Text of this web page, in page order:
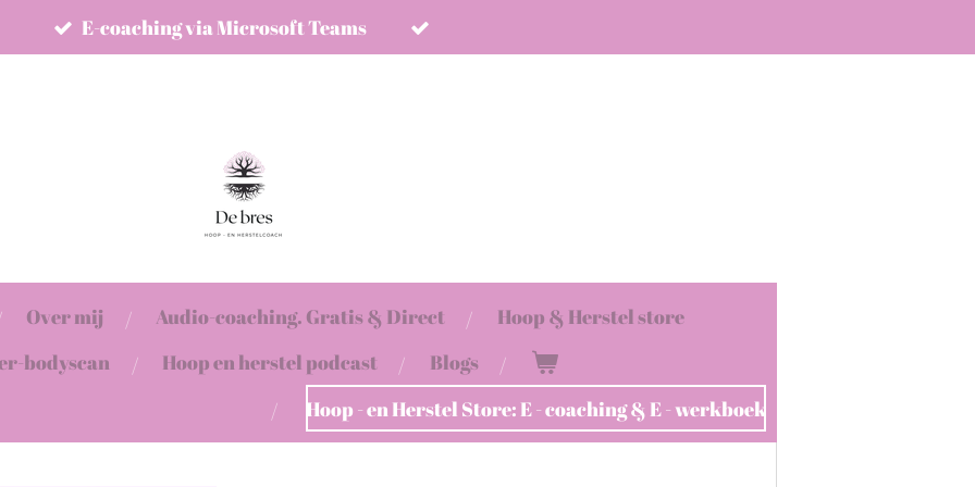
E-coaching via Microsoft Teams
Over mij Audio-coaching. Gratis & Direct
Hoop & Herstel store
bodyscan
Hoop en herstel podcast
Blogs
Hoop - en Herstel Store: E - coaching & E - werkboek